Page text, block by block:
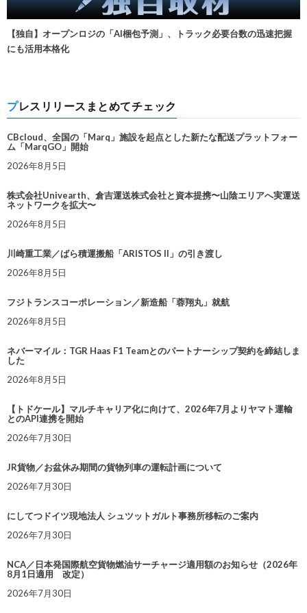
【独自】オープンロジの「AI梱包予測」、トラック必要台数の迅速把握
にも活用本格化
プレスリリースまとめてチェック
CBcloud、全国の「Marq」施設を起点とした新たな配送プラットフォー
ム「MarqGO」開始
2026年8月5日
株式会社Univearth、倉吉運送株式会社と資本提携〜山陰エリアへ実運送
ネットワークを拡大〜
2026年8月5日
川崎重工業／ばら積運搬船「ARISTOS II」の引き渡し
2026年8月5日
フジトランスコーポレーション／新造船「蓉翔丸」就航
2026年8月5日
ネバーマイル：TGR Haas F1 Teamとのパートナーシップ契約を締結しま
した
2026年8月5日
【トドケール】マルチキャリア化に向けて、2026年7月よりヤマト運輸
とのAPI連携を開始
2026年7月30日
JR貨物／お盆休み期間の貨物列車の運転計画について
2026年7月30日
にしてつドイツ現地法人 シュツットガルト事務所移転のご案内
2026年7月30日
NCA／日本発国際航空貨物燃油サーチャージ適用額のお知らせ（2026年
8月1日適用 改定）
2026年7月30日